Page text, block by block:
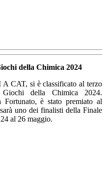
della Chimica 2024
A CAT, si è classificato al terzo
della Chimica 2024.
Fortunato, è stato premiato al
uno dei finalisti della Finale
al 26 maggio.